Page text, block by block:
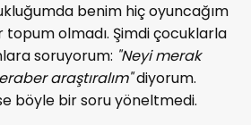
benim hiç oyuncağım
topum olmadı. Şimdi çocuklarla
soruyorum: "Neyi merak
araştıralım"diyorum.
böyle bir soru yöneltmedi.